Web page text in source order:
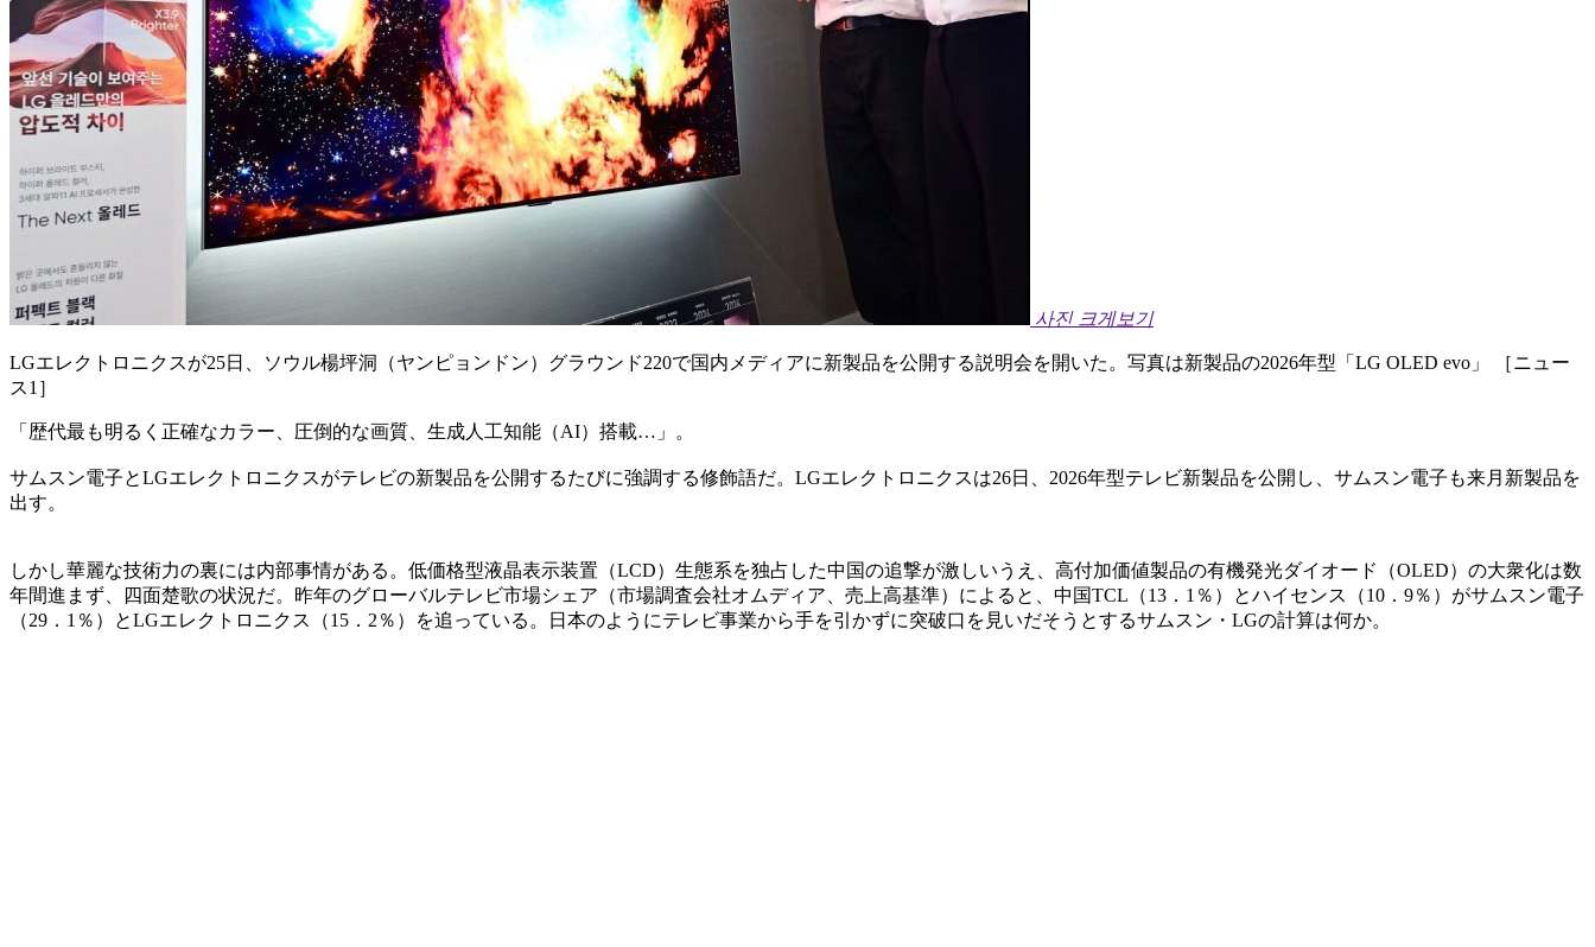
사진 크게보기
LGエレクトロニクスが25日、ソウル楊坪洞（ヤンピョンドン）グラウンド220で国内メディアに新製品を公開する説明会を開いた。写真は新製品の2026年型「LG OLED evo」 ［ニュー
ス1］
「歴代最も明るく正確なカラー、圧倒的な画質、生成人工知能（AI）搭載…」。
サムスン電子とLGエレクトロニクスがテレビの新製品を公開するたびに強調する修飾語だ。LGエレクトロニクスは26日、2026年型テレビ新製品を公開し、サムスン電子も来月新製品を
出す。
しかし華麗な技術力の裏には内部事情がある。低価格型液晶表示装置（LCD）生態系を独占した中国の追撃が激しいうえ、高付加価値製品の有機発光ダイオード（OLED）の大衆化は数
年間進まず、四面楚歌の状況だ。昨年のグローバルテレビ市場シェア（市場調査会社オムディア、売上高基準）によると、中国TCL（13．1％）とハイセンス（10．9％）がサムスン電子
（29．1％）とLGエレクトロニクス（15．2％）を追っている。日本のようにテレビ事業から手を引かずに突破口を見いだそうとするサムスン・LGの計算は何か。